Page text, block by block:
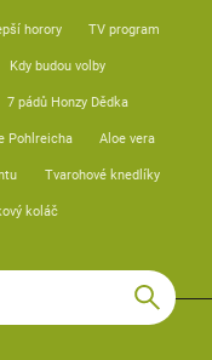
horory TV program
Kdy budou volby
7 pádů Honzy Dědka
Pohlreicha Aloe vera
Tvarohové knedlíky
koláč